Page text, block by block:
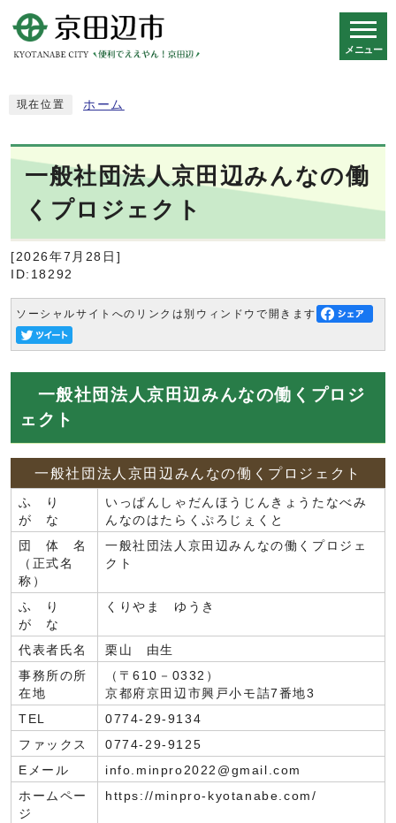
メニュー
現在位置 ホーム
一般社団法人京田辺みんなの働
くプロジェクト
[2026年7月28日]
ID:18292
ソーシャルサイトへのリンクは別ウィンドウで開きます
一般社団法人京田辺みんなの働くプロジ
ェクト
一般社団法人京田辺みんなの働くプロジェクト
ふ り
が な
いっぱんしゃだんほうじんきょうたなべみ
んなのはたらくぷろじぇくと
団 体 名
（正式名
称）
一般社団法人京田辺みんなの働くプロジェ
クト
ふ り
が な
くりやま ゆうき
代表者氏名
栗山 由生
事務所の所
在地
（〒610－0332）
京都府京田辺市興戸小モ詰7番地3
TEL
0774-29-9134
ファックス
0774-29-9125
Eメール
info.minpro2022@gmail.com
ホームペー
ジ
https://minpro-kyotanabe.com/